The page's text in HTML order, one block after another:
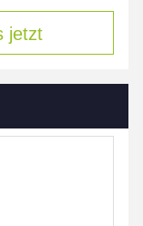
jetzt